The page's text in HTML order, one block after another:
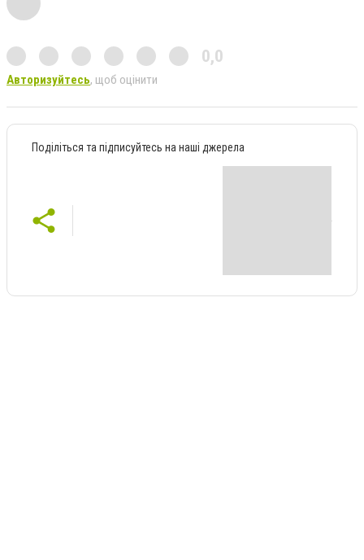
0,0
Авторизуйтесь, щоб оцінити
Поділіться та підписуйтесь на наші джерела